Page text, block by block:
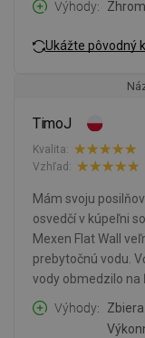
Výhody
Ukážte pôvodný
TimoJ
Kvalita:
Vzhľad:
Mám svoju
osvedčí v kúpeľni
Mexen Flat Wall
prebytočnú vodu.
vody obmedzilo
Výhody